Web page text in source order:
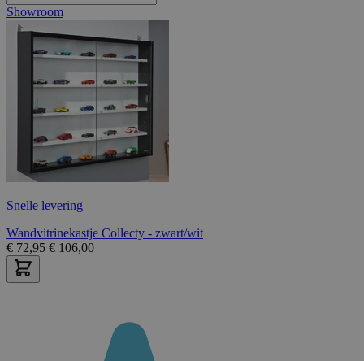
Showroom
Snelle levering
Wandvitrinekastje Collecty - zwart/wit
€ 72,95 € 106,00